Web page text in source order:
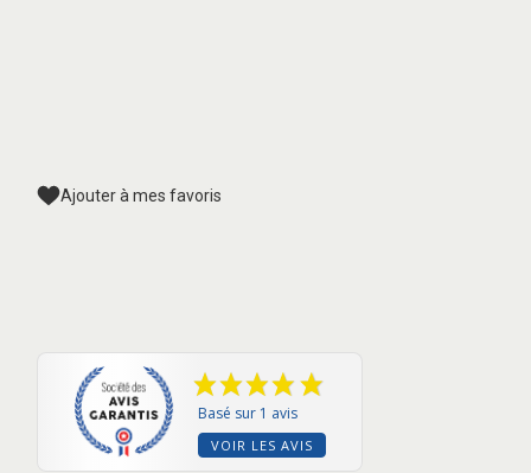
Ajouter à mes favoris
Basé sur 1 avis
VOIR LES AVIS